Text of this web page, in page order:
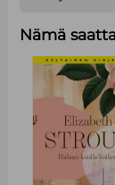
Nämä